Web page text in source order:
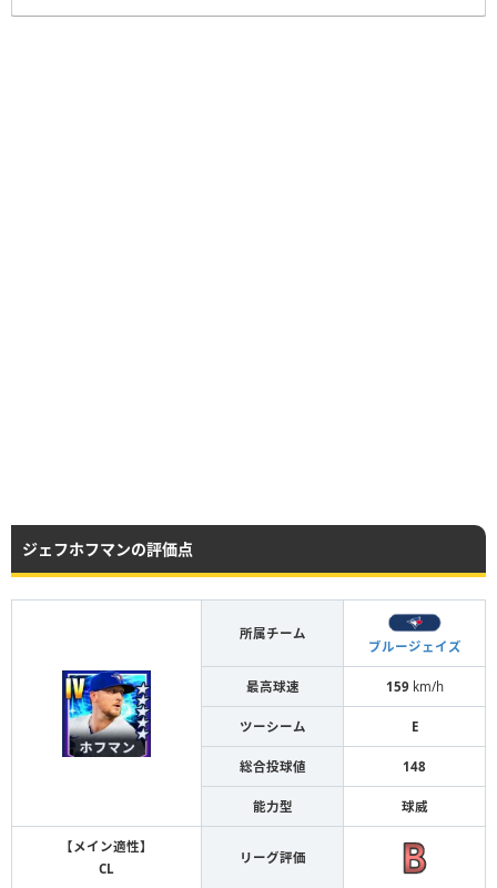
ジェフホフマンの評価点
所属チーム
ブルージェイズ
最高球速 159km/h
ツーシーム E
総合投球値 148
能力型 球威
【メイン適性】
CL
リーグ評価